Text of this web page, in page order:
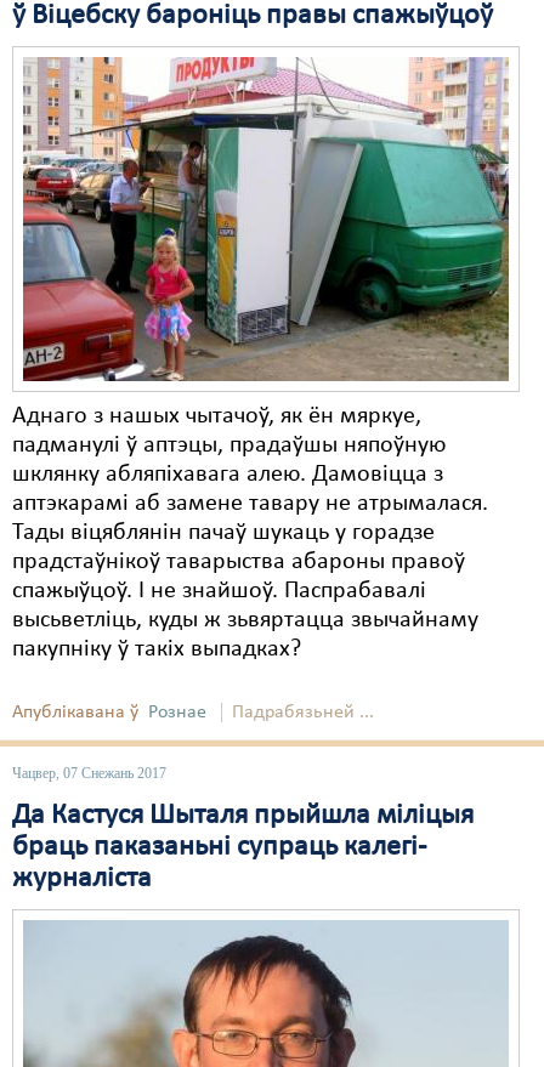
ў Віцебску бароніць правы спажыўцоў
Аднаго з нашых чытачоў, як ён мяркуе,
падманулі ў аптэцы, прадаўшы няпоўную
шклянку абляпіхавага алею. Дамовіцца з
аптэкарамі аб замене тавару не атрымалася.
Тады віцяблянін пачаў шукаць у горадзе
прадстаўнікоў таварыства абароны правоў
спажыўцоў. І не знайшоў. Паспрабавалі
высьветліць, куды ж зьвяртацца звычайнаму
пакупніку ў такіх выпадках?
Апублікавана ў Рознае Падрабязьней ...
Чацвер, 07 Снежань 2017
Да Кастуся Шыталя прыйшла міліцыя
браць паказаньні супраць калегі-
журналіста
Свабода сумленьня
Суд
Сьмяротнае пакараньне
Экалёгія
Правы працоўных
Сацыяльныя правы